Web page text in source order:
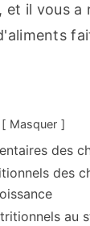
et il vous a
Masquer
des
des
au